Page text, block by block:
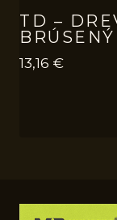
TD –
13,16 €